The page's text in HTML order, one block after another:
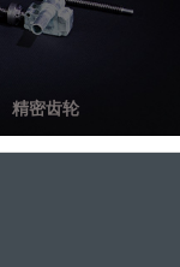
精密齿轮